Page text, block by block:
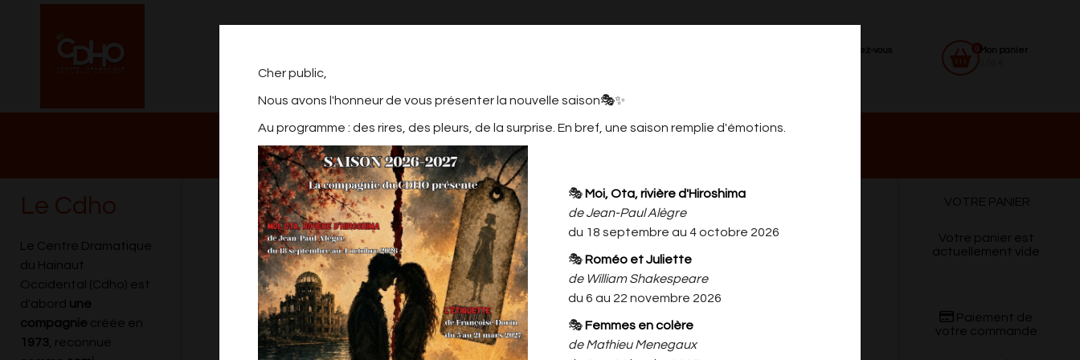
Cher public,
Nous avons l'honneur de vous présenter la nouvelle saison🎭✨
Au programme : des rires, des pleurs, de la surprise. En bref, une saison remplie d'émotions.
🎭 Moi, Ota, rivière d'Hiroshima
de Jean-Paul Alègre
du 18 septembre au 4 octobre 2026
🎭 Roméo et Juliette
de William Shakespeare
du 6 au 22 novembre 2026
🎭 Femmes en colère
de Mathieu Menegaux
Identifiez-vous 0 Mon panier
NOTRE PROGRAMMATION
2026/2027
LE CDHO, C'EST AUSSI ...
L'ACTU DU
Le Cdho
Le Centre Dramatique
du Hainaut
Occidental (Cdho) est
d'abord une
compagnie créée en
1973 , reconnue
SPECTACLE ATELIER ADOS MARIE 13/15 ANS MERCREDI
SPECTACLE ATELIER ADOS MARIE
13/15 ans MERCREDI 17h30/19h
Attention ce spectacle est
uniquement réservé aux membres
du cercle familial
des enfants participants aux
VOTRE PANIER
Votre panier est
actuellement vide
Paiement de
votre commande